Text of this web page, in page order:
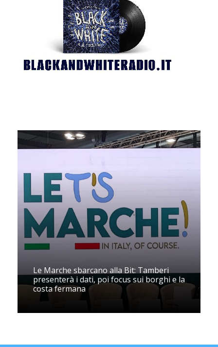
Le Marche sbarcano alla Bit: Tamberi
presenterà i dati, poi focus sui borghi e la
costa fermana